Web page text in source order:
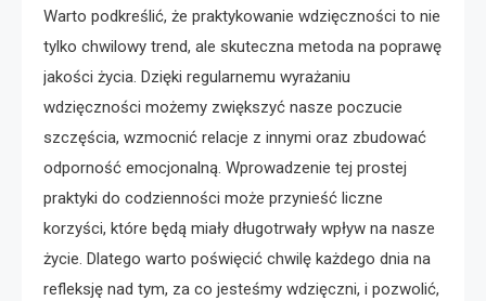
Warto podkreślić, że praktykowanie wdzięczności to nie
tylko chwilowy trend, ale skuteczna metoda na poprawę
jakości życia. Dzięki regularnemu wyrażaniu
wdzięczności możemy zwiększyć nasze poczucie
szczęścia, wzmocnić relacje z innymi oraz zbudować
odporność emocjonalną. Wprowadzenie tej prostej
praktyki do codzienności może przynieść liczne
korzyści, które będą miały długotrwały wpływ na nasze
życie. Dlatego warto poświęcić chwilę każdego dnia na
refleksję nad tym, za co jesteśmy wdzięczni, i pozwolić,